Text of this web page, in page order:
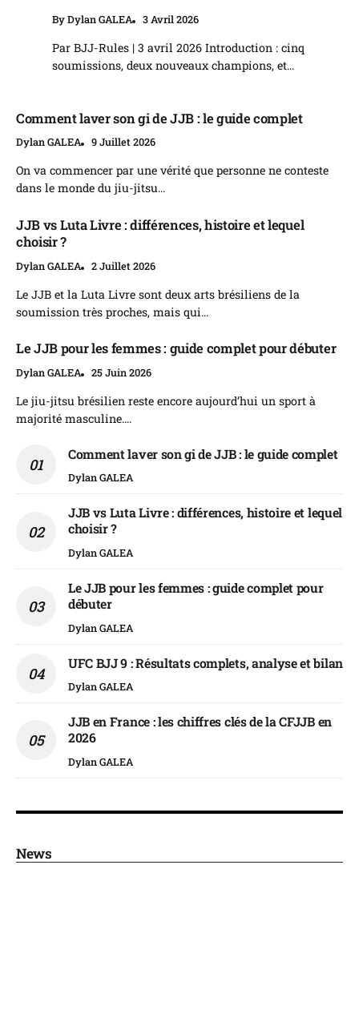
ByDylan GALEA 3 Avril 2026
Par BJJ-Rules | 3 avril 2026 Introduction : cinq
soumissions, deux nouveaux champions, et...
Comment laver son gi de JJB : le guide complet
Dylan GALEA 9 Juillet 2026
On va commencer par une vérité que personne ne conteste
dans le monde du jiu-jitsu...
JJB vs Luta Livre : différences, histoire et lequel
choisir ?
Dylan GALEA 2 Juillet 2026
Le JJB et la Luta Livre sont deux arts brésiliens de la
soumission très proches, mais qui...
Le JJB pour les femmes : guide complet pour débuter
Dylan GALEA 25 Juin 2026
Le jiu-jitsu brésilien reste encore aujourd’hui un sport à
majorité masculine....
Comment laver son gi de JJB : le guide complet
Dylan GALEA
JJB vs Luta Livre : différences, histoire et lequel
choisir ?
Dylan GALEA
Le JJB pour les femmes : guide complet pour
débuter
Dylan GALEA
UFC BJJ 9 : Résultats complets, analyse et bilan
Dylan GALEA
JJB en France : les chiffres clés de la CFJJB en
2026
Dylan GALEA
News